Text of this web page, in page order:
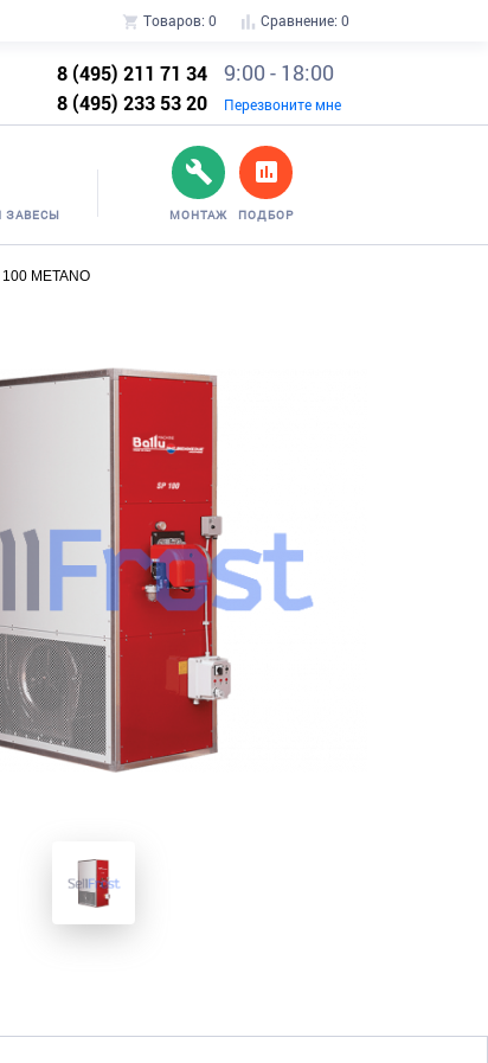
Товаров: 0 Сравнение: 0
8 (495) 211 71 34
8 (495) 233 53 20
9:00 - 18:00
Перезвоните мне
ЗАВЕСЫ МОНТАЖ ПОДБОР
METANO